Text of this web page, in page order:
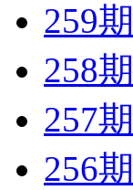
259期
258期
257期
256期